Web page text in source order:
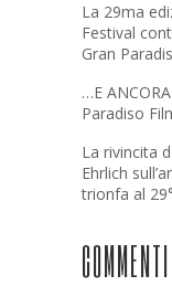
La 29ma
Festival
Gran
…E
Paradiso
La rivincita
Ehrlich
trionfa al